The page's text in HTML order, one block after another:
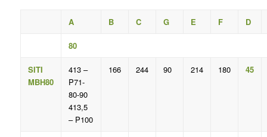
A B C G E F D
80
SITI
MBH80
413 –
P71-
80-90
413,5
– P100
166 244 90 214 180 45